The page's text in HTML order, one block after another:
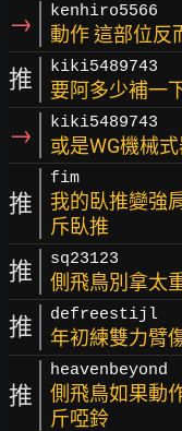
→ kenhiro5566
動作 這部位反
推 kiki5489743
要阿多少補一
→ kiki5489743
或是WG機械
推
fim
我的臥推變強
斥臥推
推 sq23123
側飛鳥別拿太
推 defreestijl
年初練雙力臂
推
heavenbeyond
側飛鳥如果動
斤啞鈴